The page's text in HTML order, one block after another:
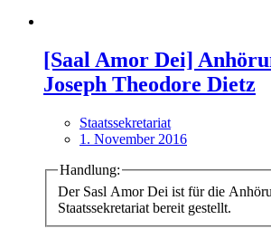
[Saal Amor Dei]
Joseph Theodore Dietz
Staatssekretariat
1. November 2016
Handlung:
Der Sasl Amor Dei ist für die
Staatssekretariat bereit gestellt.